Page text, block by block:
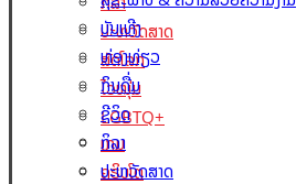
ປະຫວັດສາດ
ສັດໂລກ
ໄວໜຸ່ມ
LGBTQ+
ເກມ
ຄຣິບໂຕ
ບັນເທີງ
ທ່ອງທ່ຽວ
ກິນດື່ມ
ຊີວິດ
ກິລາ
ປະຫວັດສາດ